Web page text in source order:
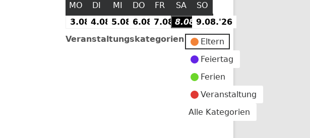
MO MONTAG
DI DIENSTAG
MI MITTWOCH
DO DONNERSTAG
FR FREITAG
SASAMSTAG
SO
3.08.'263.
August
4.08.'264.
August
5.08.'265.
August
6.08.'266.
August
2026
7.08.'267.
August
2026
8.08.'268.
August
2026
9.08.'26
Veranstaltungskategorien
Eltern
Feiertag
Ferien
Veranstaltung
Alle Kategorien